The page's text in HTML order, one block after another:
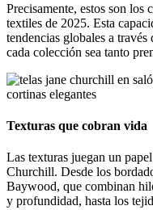
Precisamente, estos son los
textiles de 2025. Esta
tendencias globales a
cada colección sea tanto
Texturas que cobran vida
Las texturas juegan un
Churchill. Desde los
Baywood, que combinan
y profundidad, hasta los